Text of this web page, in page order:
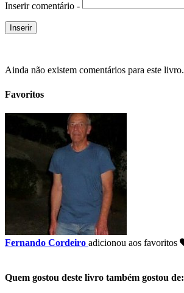
Inserir comentário -
Ainda não existem comentários para este livro.
Favoritos
Fernando Cordeiro adicionou aos favoritos
Quem gostou deste livro também gostou de: